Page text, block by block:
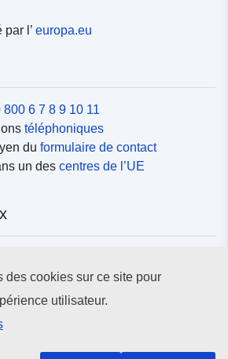
l’ europa.eu
800 6 7 8 9 10 11
téléphoniques
du formulaire de contact
un des centres de l’UE
de l’UE
des cookies sur ce site pour
utilisateur.